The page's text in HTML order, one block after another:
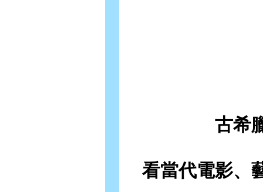
古希
看當代電影、